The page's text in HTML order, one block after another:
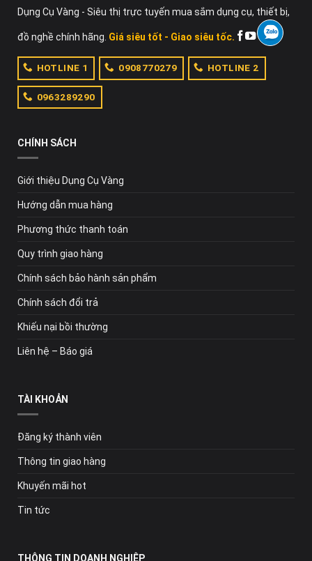
Dụng Cụ Vàng - Siêu thị trực tuyến mua sắm dụng cụ, thiết bị,
đồ nghề chính hãng. Giá siêu tốt - Giao siêu tốc.
HOTLINE 1 0908770279 HOTLINE 2
0963289290
CHÍNH SÁCH
Giới thiệu Dụng Cụ Vàng
Hướng dẫn mua hàng
Phương thức thanh toán
Quy trình giao hàng
Chính sách bảo hành sản phẩm
Chính sách đổi trả
Khiếu nại bồi thường
Liên hệ – Báo giá
TÀI KHOẢN
Đăng ký thành viên
Thông tin giao hàng
Khuyến mãi hot
Tin tức
THÔNG TIN DOANH NGHIỆP